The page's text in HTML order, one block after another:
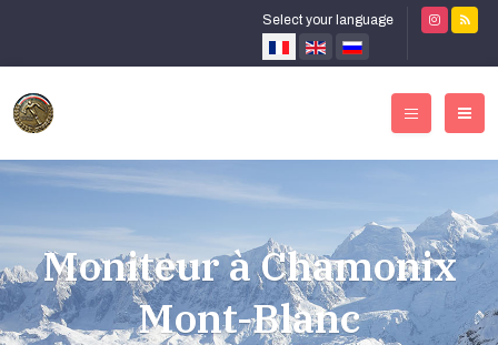
Select your language
Moniteur à Chamonix
Mont-Blanc